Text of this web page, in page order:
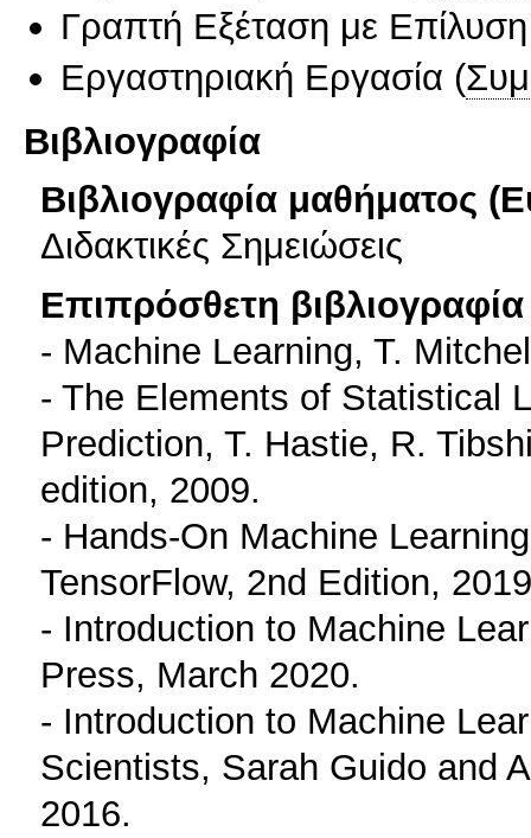
Γραπτή Εξέταση με
Εργαστηριακή Εργασία (
Βιβλιογραφία
Βιβλιογραφία μαθήματος
Διδακτικές Σημειώσεις
Επιπρόσθετη βιβλιογραφία
- Machine Learning, T.
- The Elements of Statistical
Prediction, T. Hastie, R.
edition, 2009.
- Hands-On Machine
TensorFlow, 2nd Edition, 2019
- Introduction to Machine
Press, March 2020.
- Introduction to Machine
Scientists, Sarah Guido and
2016.